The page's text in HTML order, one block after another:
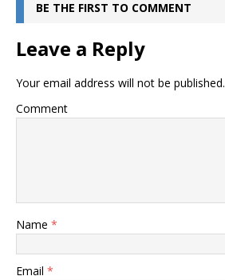
BE THE FIRST TO COMMENT
Leave a Reply
Your email address will not be published.
Comment
Name *
Email *